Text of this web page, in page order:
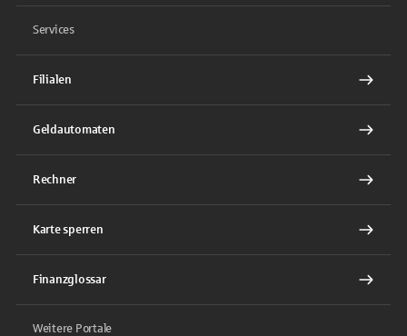
Services
Filialen
Geldautomaten
Rechner
Karte sperren
Finanzglossar
Weitere Portale